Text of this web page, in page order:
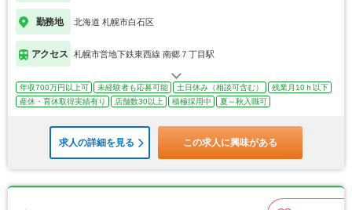
勤務地 北海道 札幌市白石区
アクセス 札幌市営地下鉄東西線 南郷７丁目駅
年収700万円以上可 未経験者も応募可能 土日休み（相談可含む）
残業月10ｈ以下
産休・育休取得実績有り
店舗数30以上 積極採用中 夏～秋入職可
求人の詳細を見る この求人に興味がある